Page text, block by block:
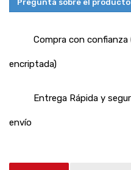
Pregunta sobre el producto
Compra con confianza
encriptada)
Entrega Rápida y
envío